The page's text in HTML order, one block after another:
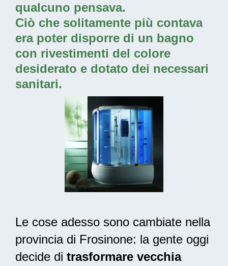
qualcuno pensava.
Ciò che solitamente più contava
era poter disporre di un bagno
con rivestimenti del colore
desiderato e dotato dei necessari
sanitari.
Le cose adesso sono cambiate nella
provincia di Frosinone: la gente oggi
decide di trasformare vecchia